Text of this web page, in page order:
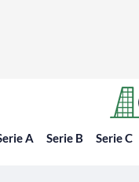
A Serie B Serie C